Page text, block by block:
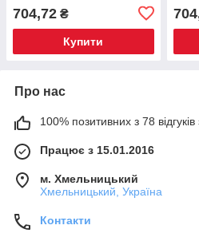
704,72 ₴
Купити
Про нас
100% позитивних з 78 відгуків
Працює з 15.01.2016
м. Хмельницький
Хмельницький, Україна
Контакти